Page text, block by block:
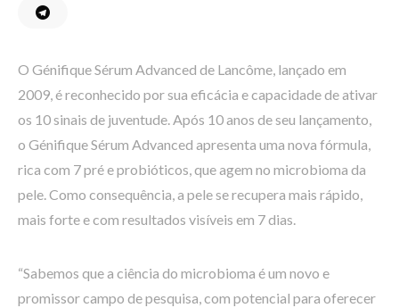
O Génifique Sérum Advanced de Lancôme, lançado em
2009, é reconhecido por sua eficácia e capacidade de ativar
os 10 sinais de juventude. Após 10 anos de seu lançamento,
o Génifique Sérum Advanced apresenta uma nova fórmula,
rica com 7 pré e probióticos, que agem no microbioma da
pele. Como consequência, a pele se recupera mais rápido,
mais forte e com resultados visíveis em 7 dias.
“Sabemos que a ciência do microbioma é um novo e
promissor campo de pesquisa, com potencial para oferecer